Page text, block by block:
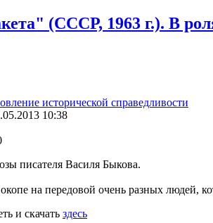
(СССР, 1963 г.). В
исторической справедливости
10:38
писателя Василя Быкова.
на передовой очень разных людей,
и скачать здесь